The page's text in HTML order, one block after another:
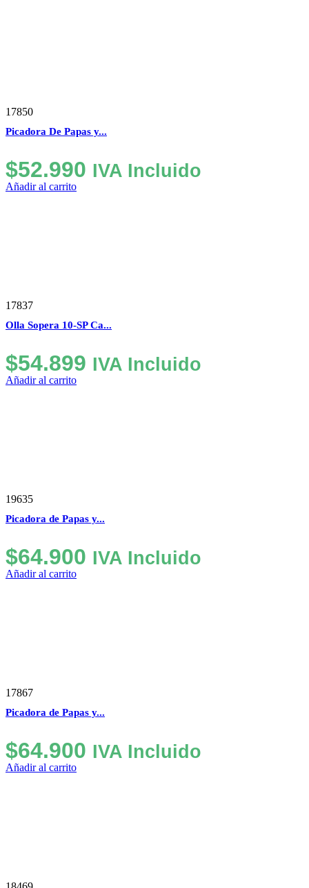
17850
Picadora De Papas y...
$52.990 IVA Incluido
Añadir al carrito
17837
Olla Sopera 10-SP Ca...
$54.899 IVA Incluido
Añadir al carrito
19635
Picadora de Papas y...
$64.900 IVA Incluido
Añadir al carrito
17867
Picadora de Papas y...
$64.900 IVA Incluido
Añadir al carrito